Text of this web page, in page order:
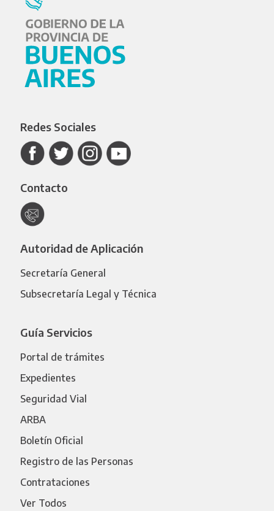
Redes Sociales
Contacto
Autoridad de Aplicación
Secretaría General
Subsecretaría Legal y Técnica
Guía Servicios
Portal de trámites
Expedientes
Seguridad Vial
ARBA
Boletín Oficial
Registro de las Personas
Contrataciones
Ver Todos